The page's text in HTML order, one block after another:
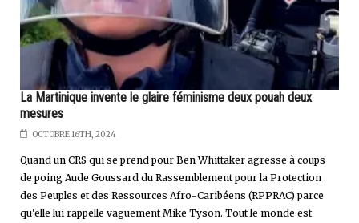
La Martinique invente le glaire féminisme deux pouah deux
mesures
OCTOBRE 16TH, 2024
Quand un CRS qui se prend pour Ben Whittaker agresse à coups
de poing Aude Goussard du Rassemblement pour la Protection
des Peuples et des Ressources Afro-Caribéens (RPPRAC) parce
qu'elle lui rappelle vaguement Mike Tyson. Tout le monde est